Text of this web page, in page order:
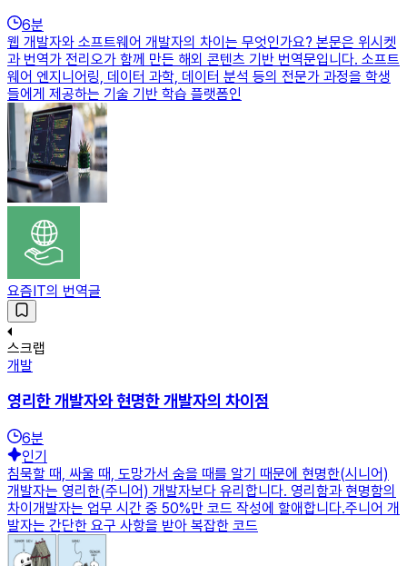
6분
웹 개발자와 소프트웨어 개발자의 차이는 무엇인가요? 본문은 위시켓
과 번역가 전리오가 함께 만든 해외 콘텐츠 기반 번역문입니다. 소프트
웨어 엔지니어링, 데이터 과학, 데이터 분석 등의 전문가 과정을 학생
들에게 제공하는 기술 기반 학습 플랫폼인
요즘IT의 번역글
스크랩
개발
영리한 개발자와 현명한 개발자의 차이점
6분
인기
침묵할 때, 싸울 때, 도망가서 숨을 때를 알기 때문에 현명한(시니어)
개발자는 영리한(주니어) 개발자보다 유리합니다. 영리함과 현명함의
차이개발자는 업무 시간 중 50%만 코드 작성에 할애합니다.주니어 개
발자는 간단한 요구 사항을 받아 복잡한 코드